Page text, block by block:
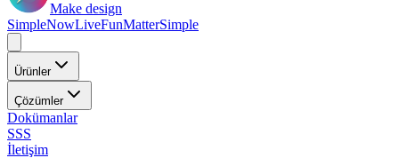
Make design
SimpleNowLiveFunMatterSimple
Ürünler
Çözümler
Dokümanlar
SSS
İletişim